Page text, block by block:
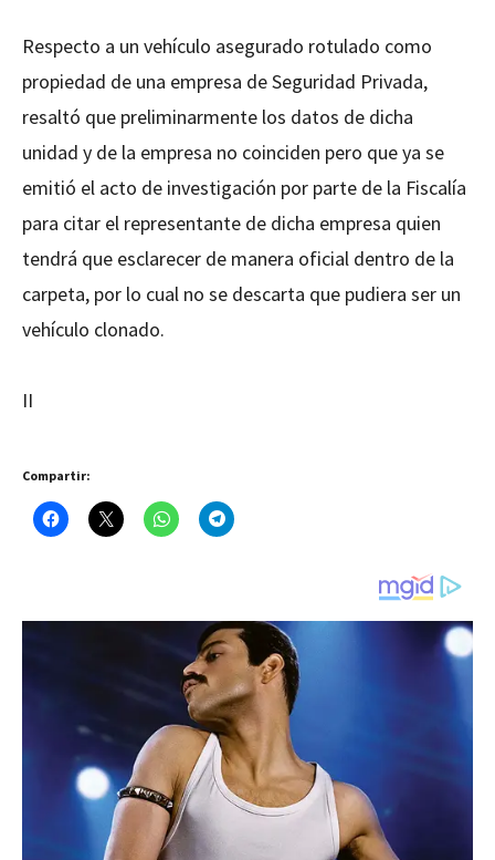
Respecto a un vehículo asegurado rotulado como
propiedad de una empresa de Seguridad Privada,
resaltó que preliminarmente los datos de dicha
unidad y de la empresa no coinciden pero que ya se
emitió el acto de investigación por parte de la Fiscalía
para citar el representante de dicha empresa quien
tendrá que esclarecer de manera oficial dentro de la
carpeta, por lo cual no se descarta que pudiera ser un
vehículo clonado.
II
Compartir: